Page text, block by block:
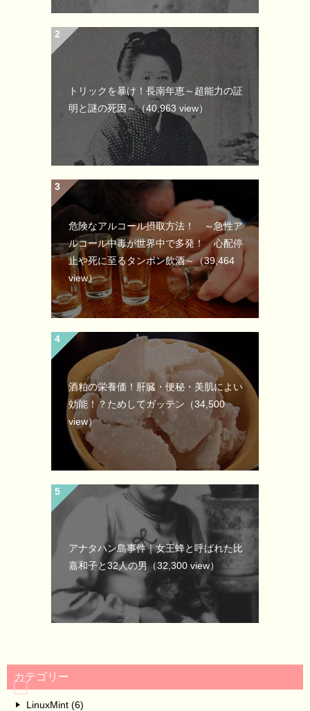
トリックを暴け！長南年恵～超能力の証
明と謎の死因～（40,963 view）
危険なアルコール摂取方法！ ～急性ア
ルコール中毒が世界中で多発！ 心配停
止や死に至るタンポン飲酒～（39,464
view）
酒粕の栄養価！肝臓・便秘・美肌によい
効能！？ためしてガッテン （34,500
view）
アナタハン島事件｜女王蜂と呼ばれた比
嘉和子と32人の男（32,300 view）
カテゴリー
LinuxMint (6)